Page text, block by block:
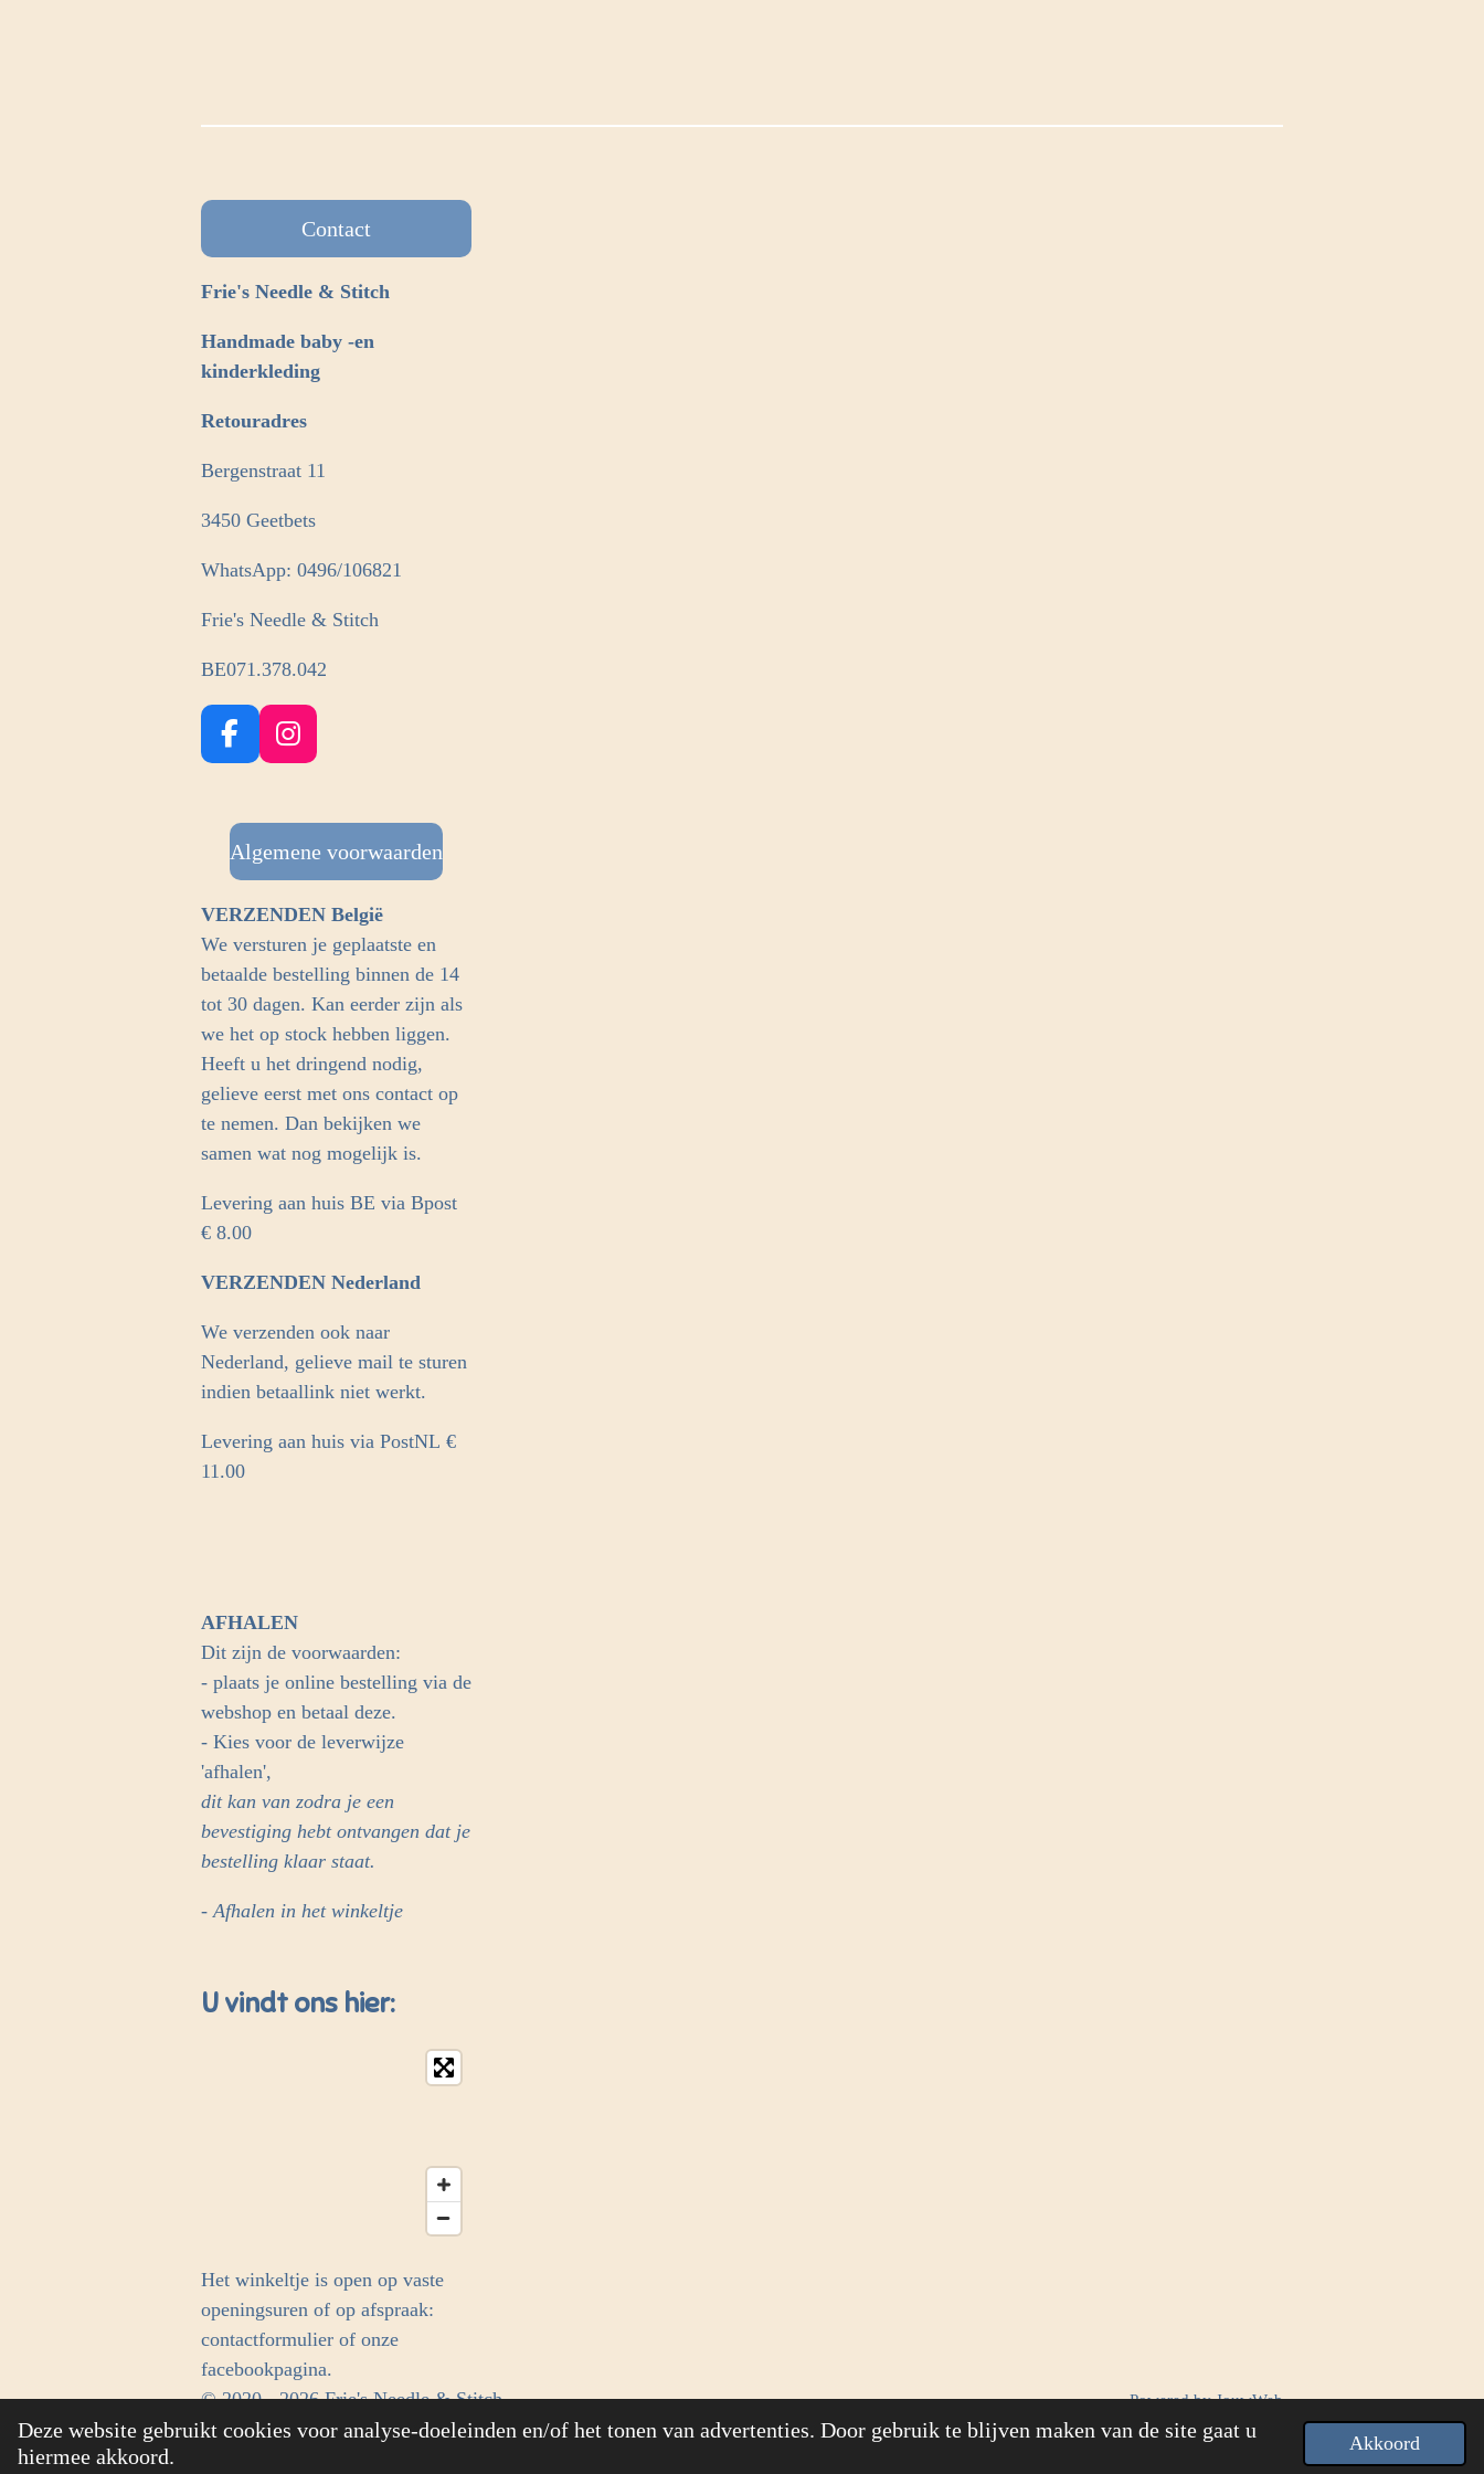
Deze website gebruikt cookies voor analyse-doeleinden en/of het tonen van advertenties. Door gebruik te blijven maken van de site gaat u
hiermee akkoord.
Akkoord
Contact
Frie's Needle & Stitch
Handmade baby -en
kinderkleding
Retouradres
Bergenstraat 11
3450 Geetbets
WhatsApp: 0496/106821
Frie's Needle & Stitch
BE071.378.042
F
e
b
o
o
I
t
a
g
r
m
Algemene voorwaarden
VERZENDEN België
We versturen je geplaatste en
betaalde bestelling binnen de 14
tot 30 dagen. Kan eerder zijn als
we het op stock hebben liggen.
Heeft u het dringend nodig,
gelieve eerst met ons contact op
te nemen. Dan bekijken we
samen wat nog mogelijk is.
Levering aan huis BE via Bpost
€ 8.00
VERZENDEN Nederland
We verzenden ook naar
Nederland, gelieve mail te sturen
indien betaallink niet werkt.
Levering aan huis via PostNL €
11.00
AFHALEN
Dit zijn de voorwaarden:
- plaats je online bestelling via de
webshop en betaal deze.
- Kies voor de leverwijze
'afhalen',
dit kan van zodra je een
bevestiging hebt ontvangen dat je
bestelling klaar staat.
- Afhalen in het winkeltje
U vindt ons hier:
Het winkeltje is open op vaste
openingsuren of op afspraak:
contactformulier of onze
facebookpagina.
© 2020 - 2026 Frie's Needle & Stitch
Powered byJouwWeb